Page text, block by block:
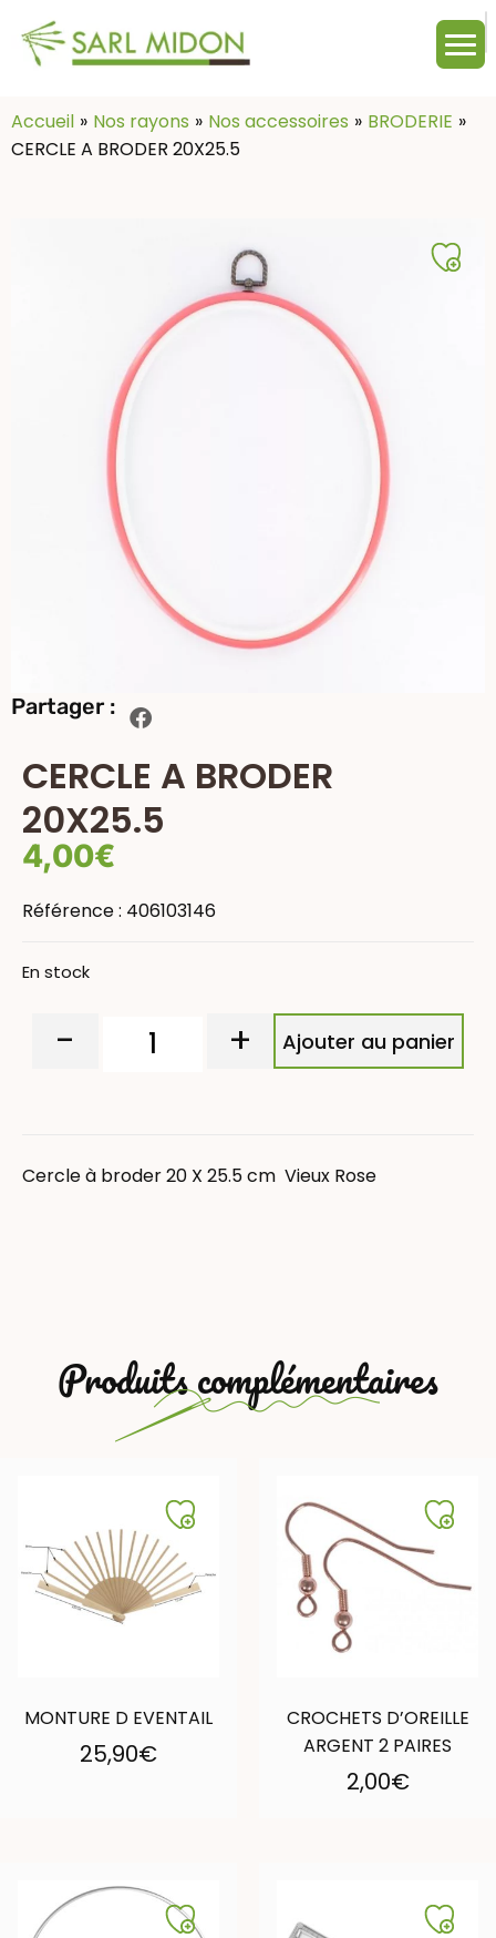
Accueil
Nos rayons Nos accessoires
BRODERIE
CERCLE A BRODER 20X25.5
Partager :
CERCLE A BRODER
20X25.5
4,00€
Référence : 406103146
En stock
- + Ajouter au panier
Cercle à broder 20 X 25.5 cm Vieux Rose
Produits complémentaires
MONTURE D EVENTAIL
25,90€
CROCHETS D’OREILLE
ARGENT 2 PAIRES
2,00€